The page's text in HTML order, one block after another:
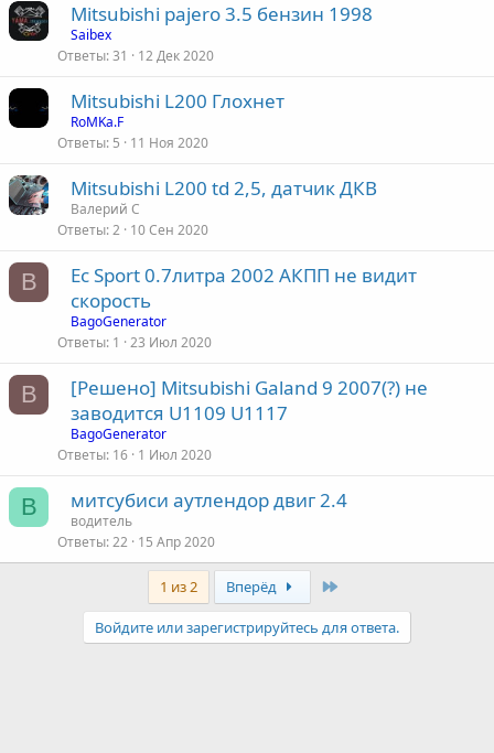
Mitsubishi pajero 3.5 бензин 1998
Saibex
Ответы 31 12 Дек 2020
Mitsubishi L200 Глохнет
RoMKa.F
Ответы 5 11 Ноя 2020
Mitsubishi L200 td 2,5, датчик ДКВ
Валерий С
Ответы 2 10 Сен 2020
B
Ec Sport 0.7литра 2002 AКПП не видит
скорость
BagoGenerator
Ответы 1 23 Июл 2020
B
[Решено] Mitsubishi Galand 9 2007(?) не
заводится U1109 U1117
BagoGenerator
Ответы 16 1 Июл 2020
В митсубиси аутлендор двиг 2.4
водитель
Ответы 22 15 Апр 2020
1 из 2 Вперёд
Войдите или зарегистрируйтесь для ответа.